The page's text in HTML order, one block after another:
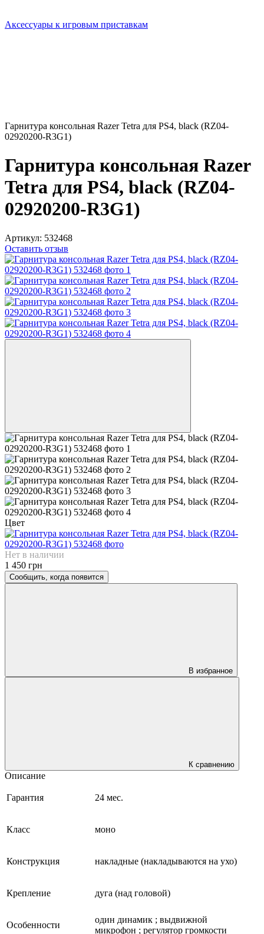
Аксессуары к игровым приставкам
Гарнитура консольная Razer Tetra для PS4, black (RZ04-
02920200-R3G1)
Гарнитура консольная Razer
Tetra для PS4, black (RZ04-
02920200-R3G1)
Артикул: 532468
Оставить отзыв
Цвет
Нет в наличии
1 450 грн
Сообщить, когда появится
В избранное
К сравнению
Описание
Гарантия 24 мес.
Класс моно
Конструкция накладные (накладываются на ухо)
Крепление дуга (над головой)
Особенности
один динамик ; выдвижной
микрофон ; регулятор громкости